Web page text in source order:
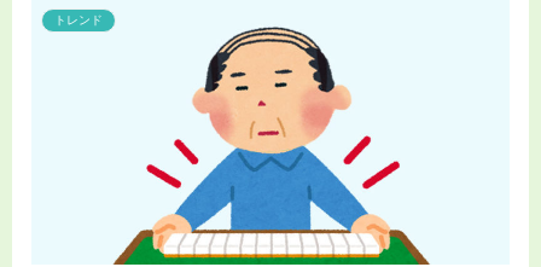
トレンド